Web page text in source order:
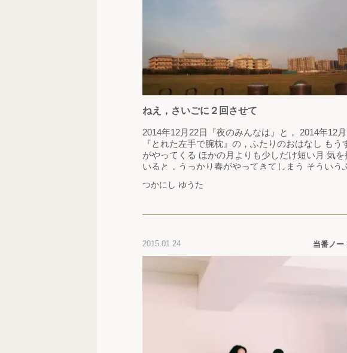
ねえ，さいごに２回させて
2014年12月22日『夜のみんなは』と， 2014年12
『とれた左手で腕枕』の，ふたりのおはなし もうすぐ２月
がやってくる ほかの月よりも少しだけ短い月 気を抜いて
いると，うっかり春がやってきてしまう そういうふうに，
イルミネーションがまだ，ちらほらと光っている 急ぎたい
つかにし ゆうた
2015.01.24 当番ノー